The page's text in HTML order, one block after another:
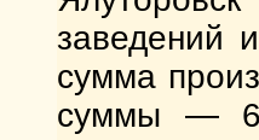
заведений
сумма
суммы —